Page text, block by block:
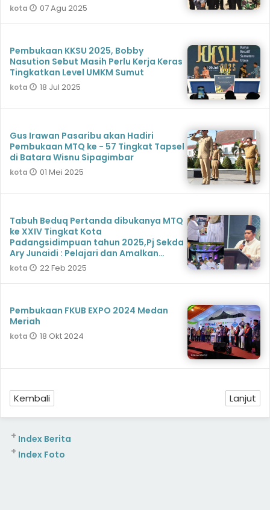
kota 07 Agu 2025
Pembukaan KKSU 2025, Bobby
Nasution Sebut Masih Perlu Kerja Keras
Tingkatkan Level UMKM Sumut
kota 18 Jul 2025
Gus Irawan Pasaribu akan Hadiri
Pembukaan MTQ ke - 57 Tingkat Tapsel
di Batara Wisnu Sipagimbar
kota 01 Mei 2025
Tabuh Beduq Pertanda dibukanya MTQ
ke XXIV Tingkat Kota
Padangsidimpuan tahun 2025,Pj Sekda
Ary Junaidi : Pelajari dan Amalkan
Ajaran Al-Qur'an
kota 22 Feb 2025
Pembukaan FKUB EXPO 2024 Medan
Meriah
kota 18 Okt 2024
Kembali Lanjut
Index Berita
+
Index Foto
+